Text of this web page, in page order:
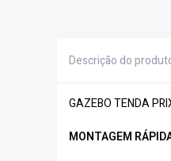
Descrição do
GAZEBO TENDA
MONTAGEM